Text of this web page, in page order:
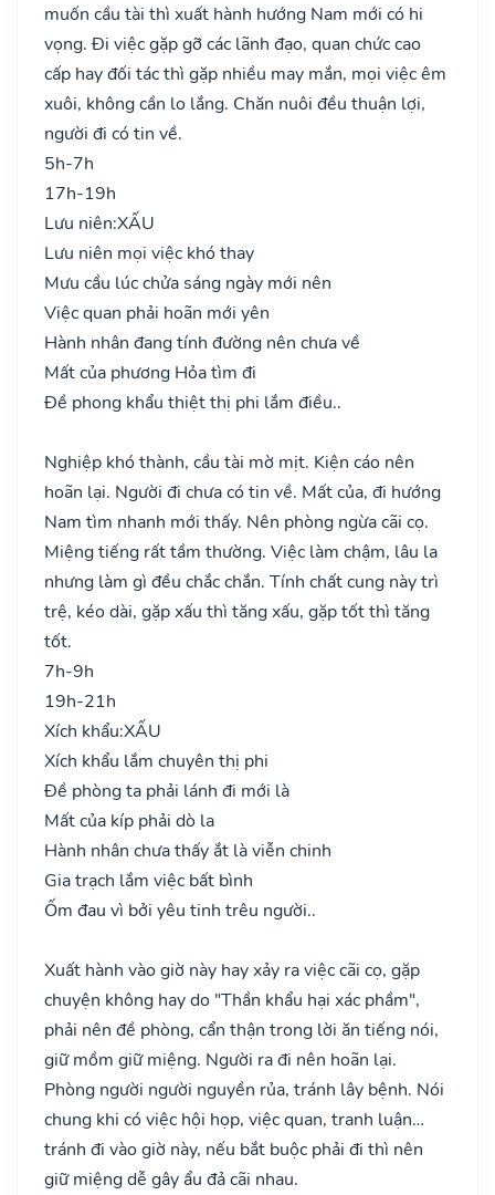
muốn cầu tài thì xuất hành hướng Nam mới có hi
vọng. Đi việc gặp gỡ các lãnh đạo, quan chức cao
cấp hay đối tác thì gặp nhiều may mắn, mọi việc êm
xuôi, không cần lo lắng. Chăn nuôi đều thuận lợi,
người đi có tin về.
5h-7h
17h-19h
Lưu niên:XẤU
Lưu niên mọi việc khó thay
Mưu cầu lúc chửa sáng ngày mới nên
Việc quan phải hoãn mới yên
Hành nhân đang tính đường nên chưa về
Mất của phương Hỏa tìm đi
Đề phong khẩu thiệt thị phi lắm điều..
Nghiệp khó thành, cầu tài mờ mịt. Kiện cáo nên
hoãn lại. Người đi chưa có tin về. Mất của, đi hướng
Nam tìm nhanh mới thấy. Nên phòng ngừa cãi cọ.
Miệng tiếng rất tầm thường. Việc làm chậm, lâu la
nhưng làm gì đều chắc chắn. Tính chất cung này trì
trệ, kéo dài, gặp xấu thì tăng xấu, gặp tốt thì tăng
tốt.
7h-9h
19h-21h
Xích khẩu:XẤU
Xích khẩu lắm chuyên thị phi
Đề phòng ta phải lánh đi mới là
Mất của kíp phải dò la
Hành nhân chưa thấy ắt là viễn chinh
Gia trạch lắm việc bất bình
Ốm đau vì bởi yêu tinh trêu người..
Xuất hành vào giờ này hay xảy ra việc cãi cọ, gặp
chuyện không hay do "Thần khẩu hại xác phầm",
phải nên đề phòng, cẩn thận trong lời ăn tiếng nói,
giữ mồm giữ miệng. Người ra đi nên hoãn lại.
Phòng người người nguyền rủa, tránh lây bệnh. Nói
chung khi có việc hội họp, việc quan, tranh luận…
tránh đi vào giờ này, nếu bắt buộc phải đi thì nên
giữ miệng dễ gây ẩu đả cãi nhau.